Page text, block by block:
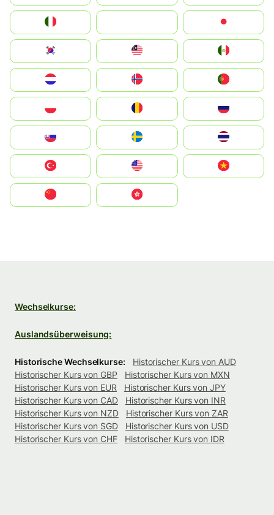
South Korea
United States
中國香港特別行政區
Wechselkurse:
Auslandsüberweisung:
Historische Wechselkurse:
Historischer Kurs von AUD
Historischer Kurs von GBP
Historischer Kurs von MXN
Historischer Kurs von EUR
Historischer Kurs von JPY
Historischer Kurs von CAD
Historischer Kurs von INR
Historischer Kurs von NZD
Historischer Kurs von ZAR
Historischer Kurs von SGD
Historischer Kurs von USD
Historischer Kurs von CHF
Historischer Kurs von IDR